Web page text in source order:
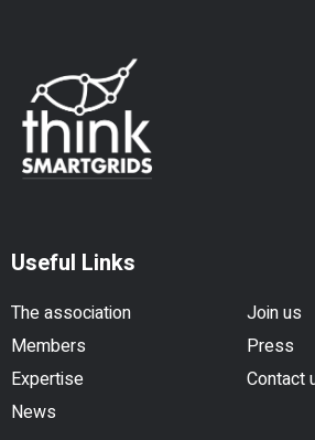
Useful Links
The association
Join us
Members
Press
Expertise
Contact
News